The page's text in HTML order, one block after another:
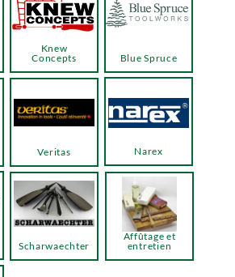
Knew
Concepts
Blue Spruce
Narex
Veritas
Scharwaechter
Affûtage et
entretien